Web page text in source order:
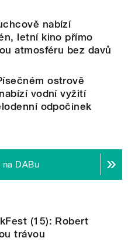
nabízí
letní kino přímo
atmosféru bez davů
ostrově
vodní vyžití
odpočinek
DABu
(15): Robert
trávou